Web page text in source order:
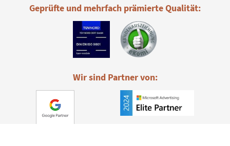
Geprüfte und mehrfach prämierte Qualität:
Wir sind Partner von: